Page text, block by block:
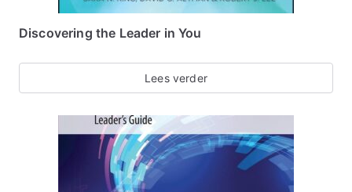
Discovering the Leader in You
Lees verder